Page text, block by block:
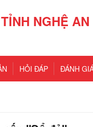
NGHỆ AN
HỎI ĐÁP ĐÁNH